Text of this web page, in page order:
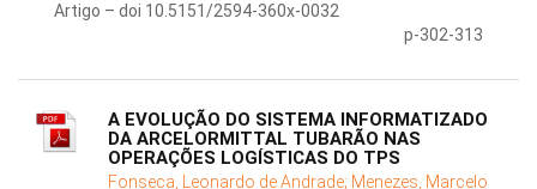
Artigo – doi 10.5151/2594-360x-0032
p-302-313
A EVOLUÇÃO DO SISTEMA INFORMATIZADO
DA ARCELORMITTAL TUBARÃO NAS
OPERAÇÕES LOGÍSTICAS DO TPS
Fonseca, Leonardo de Andrade; Menezes, Marcelo